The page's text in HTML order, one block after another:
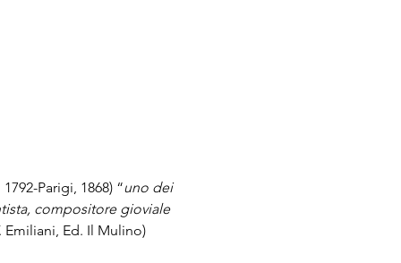
Parigi, 1868) “uno dei
compositore gioviale
Emiliani, Ed. Il Mulino)